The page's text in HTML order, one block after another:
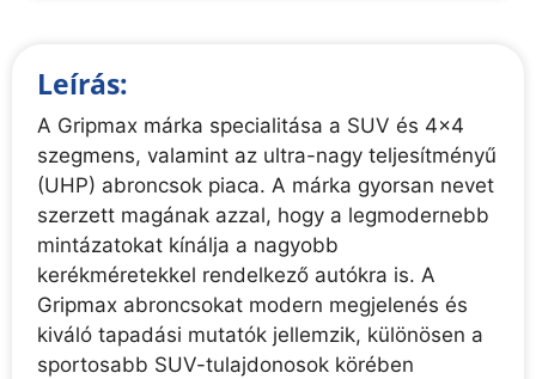
Leírás:
A Gripmax márka specialitása a SUV és 4x4
szegmens, valamint az ultra-nagy teljesítményű
(UHP) abroncsok piaca. A márka gyorsan nevet
szerzett magának azzal, hogy a legmodernebb
mintázatokat kínálja a nagyobb
kerékméretekkel rendelkező autókra is. A
Gripmax abroncsokat modern megjelenés és
kiváló tapadási mutatók jellemzik, különösen a
sportosabb SUV-tulajdonosok körében